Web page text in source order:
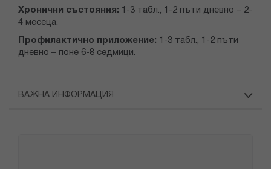
Хронични състояния: 1-3 табл., 1-2 пъти дневно – 2-
4 месеца.
Профилактично приложение: 1-3 табл., 1-2 пъти
дневно – поне 6-8 седмици.
ВАЖНА ИНФОРМАЦИЯ